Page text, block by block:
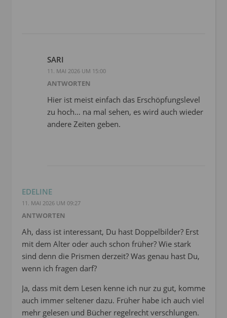
SARI
11. MAI 2026 UM 15:00
ANTWORTEN
Hier ist meist einfach das Erschöpfungslevel
zu hoch… na mal sehen, es wird auch wieder
andere Zeiten geben.
EDELINE
11. MAI 2026 UM 09:27
ANTWORTEN
Ah, dass ist interessant, Du hast Doppelbilder? Erst
mit dem Alter oder auch schon früher? Wie stark
sind denn die Prismen derzeit? Was genau hast Du,
wenn ich fragen darf?
Ja, dass mit dem Lesen kenne ich nur zu gut, komme
auch immer seltener dazu. Früher habe ich auch viel
mehr gelesen und Bücher regelrecht verschlungen.